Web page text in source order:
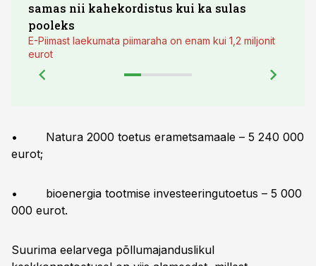
samas nii kahekordistus kui ka sulas
pooleks
E-Piimast laekumata piimaraha on enam kui 1,2 miljonit
eurot
• Natura 2000 toetus erametsamaale – 5 240 000
eurot;
• bioenergia tootmise investeeringutoetus – 5 000
000 eurot.
Suurima eelarvega põllumajanduslikul